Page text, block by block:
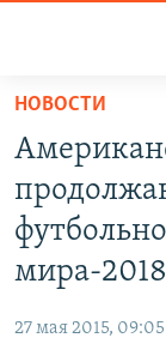
Вернуться
основному
содержанию
Вернутся
главной
Вернутся
СПЕЦПРОЕКТЫ
ГРУЗ 200
КАРТА
ВОДА
ИСТОРИЯ
РАДІО СВОБОДА
НОВОСТИ
мира-
27 мая 2015, 09:05